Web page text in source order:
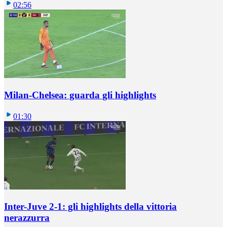
02:56
Milan-Chelsea: guarda gli highlights
01:30
Inter-Juve 2-1: gli highlights della vittoria
nerazzurra